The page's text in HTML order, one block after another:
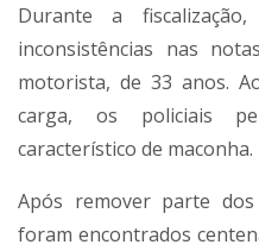
Durante a
inconsistências nas
motorista, de 33 anos.
carga, os policiais
característico de maconha.
Após remover parte
foram encontrados